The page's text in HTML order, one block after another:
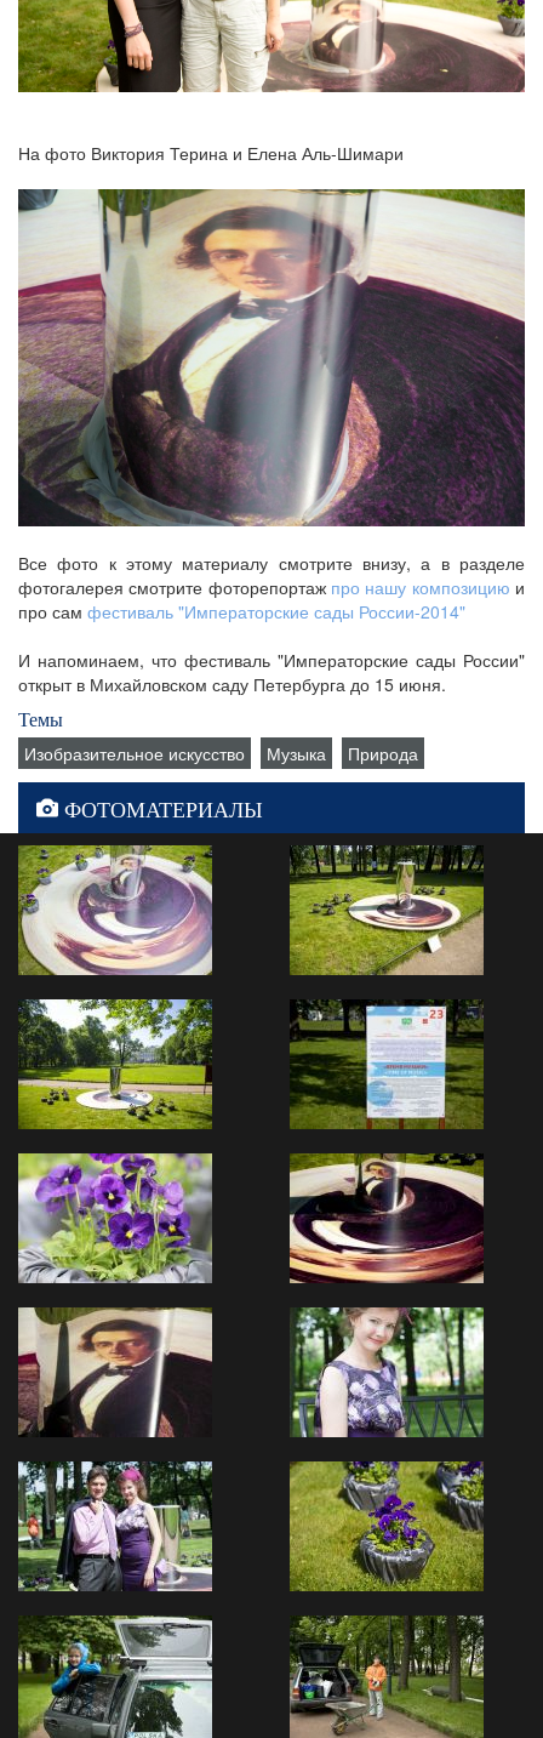
На фото Виктория Терина и Елена Аль-Шимари
Все фото к этому материалу смотрите внизу, а в разделе
фотогалерея смотрите фоторепортаж про нашу композицию и
про сам фестиваль "Императорские сады России-2014"
И напоминаем, что фестиваль "Императорские сады России"
открыт в Михайловском саду Петербурга до 15 июня.
Темы
Изобразительное искусство Музыка Природа
ФОТОМАТЕРИАЛЫ